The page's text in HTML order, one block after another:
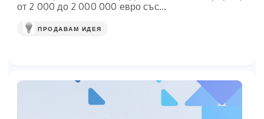
от 2 000 до 2 000 000 евро със...
ПРОДАВАМ ИДЕЯ